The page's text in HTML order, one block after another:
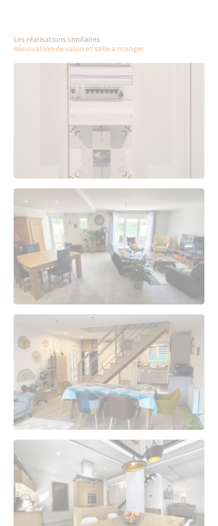
Les réalisations similaires
Rénovation de salon et salle a manger